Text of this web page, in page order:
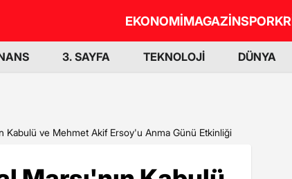
EKONOMİMAGAZİNSPOR
3. SAYFA TEKNOLOJİ DÜNYA
Kabulü ve Mehmet Akif Ersoy'u Anma Günü Etkinliği